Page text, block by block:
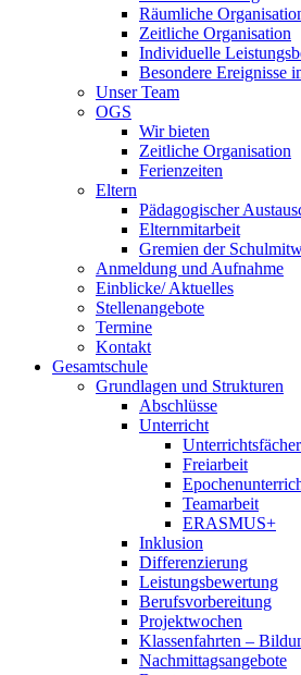
Räumliche
Zeitliche Organisation
Individuelle
Besondere Ereignisse
Unser Team
OGS
Wir bieten
Zeitliche Organisation
Ferienzeiten
Eltern
Pädagogischer
Elternmitarbeit
Gremien der
Anmeldung und Aufnahme
Einblicke/ Aktuelles
Stellenangebote
Termine
Kontakt
Gesamtschule
Grundlagen und Strukturen
Abschlüsse
Unterricht
Unterrichtsfächer
Freiarbeit
Teamarbeit
ERASMUS+
Inklusion
Differenzierung
Leistungsbewertung
Berufsvorbereitung
Projektwochen
Klassenfahrten –
Nachmittagsangebote